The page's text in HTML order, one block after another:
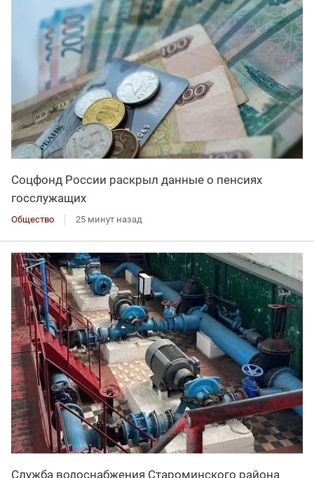
Соцфонд России раскрыл данные о пенсиях
госслужащих
Общество 25 минут назад
Служба водоснабжения Староминского района